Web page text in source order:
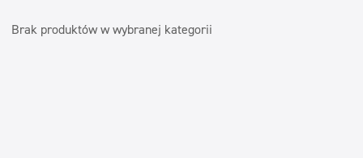
Konserwacja podłóg
Kontakt
Tekstylia
Brak produktów w wybranej kategorii